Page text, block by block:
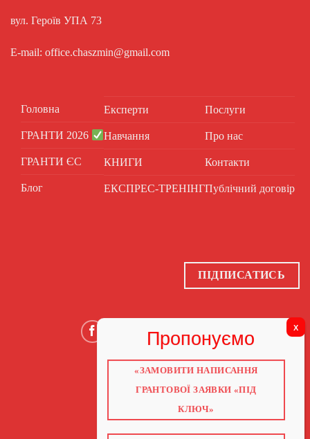
вул. Героїв УПА 73
E-mail: office.chaszmin@gmail.com
Головна
ГРАНТИ 2026
ГРАНТИ ЄС
Блог
Експерти
Навчання
КНИГИ
ЕКСПРЕС-ТРЕНІНГ
Послуги
Про нас
Контакти
Публічний договір
ПІДПИСАТИСЬ
ПРО НАС
ГРАНТИ ЄС
БЛОГ
«ЗАМОВИТИ НАПИСАННЯ
ГРАНТОВОЇ ЗАЯВКИ «ПІД
КЛЮЧ»